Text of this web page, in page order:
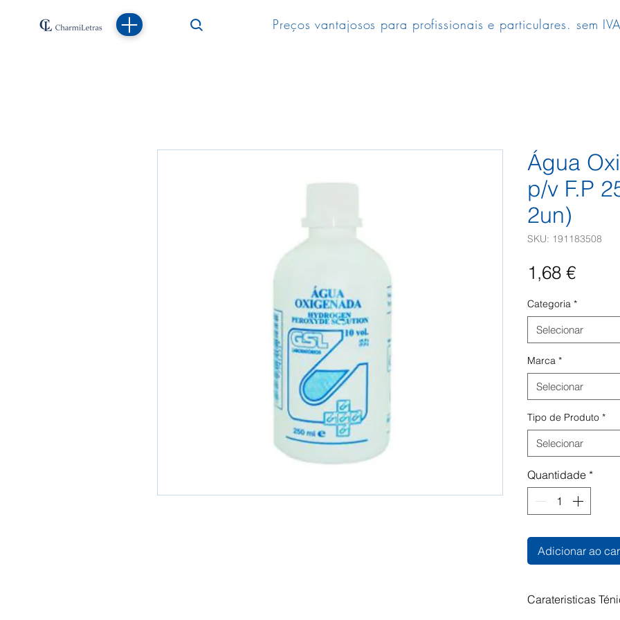
Preços vantajosos para profissionais e particulares. sem
Água
p/v F.P
2un)
SKU: 191183508
1,68 €Preço
Categoria *
Selecionar
Marca *
Selecionar
Tipo de Produto *
Selecionar
Quantidade *
Adicionar ao
Carateristicas